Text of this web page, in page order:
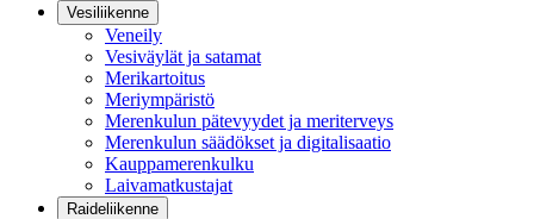
Vesiliikenne
Veneily
Vesiväylät ja satamat
Merikartoitus
Meriympäristö
Merenkulun pätevyydet ja meriterveys
Merenkulun säädökset ja digitalisaatio
Kauppamerenkulku
Laivamatkustajat
Raideliikenne